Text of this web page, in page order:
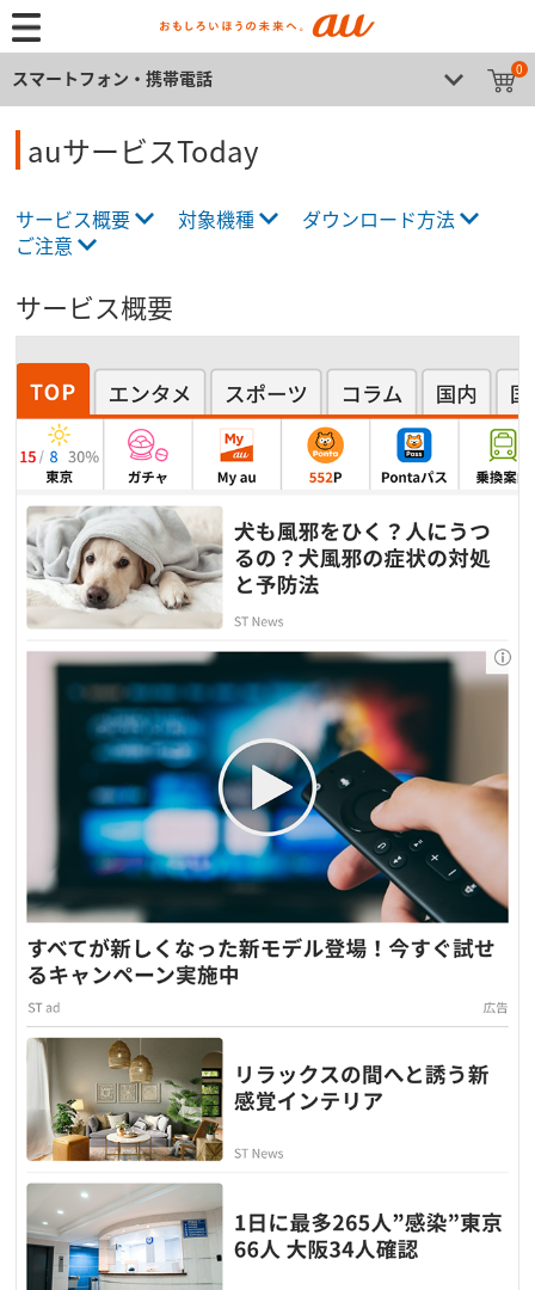
スマートフォン・携帯電話 0
auサービスToday
サービス概要 対象機種
ダウンロード方法
ご注意
サービス概要